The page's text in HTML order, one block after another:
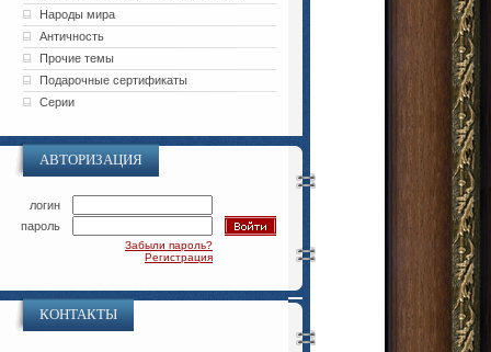
Народы мира
Античность
Прочие темы
Подарочные сертификаты
Серии
АВТОРИЗАЦИЯ
логин
пароль
Забыли пароль?
Регистрация
КОНТАКТЫ